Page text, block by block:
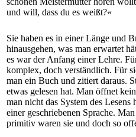
und will, dass du es weißt?«
Sie haben es in einer Länge und
hinausgehen, was man erwartet
es war der Anfang einer Lehre.
komplex, doch verständlich. Für
man ein Buch und zitiert daraus.
etwas gelesen hat. Man öffnet
man nicht das System des
einer geschriebenen Sprache.
primitiv waren sie und doch so